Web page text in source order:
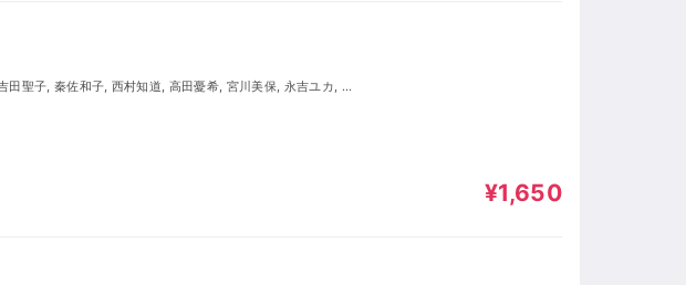
介, 横山太一, 塚本麻里衣, 斎藤真美, 岩崎了, 奥村翔, 川上晃二,
晃太朗, 吉田麻実, 依田菜津, 浅科准平
¥1,650